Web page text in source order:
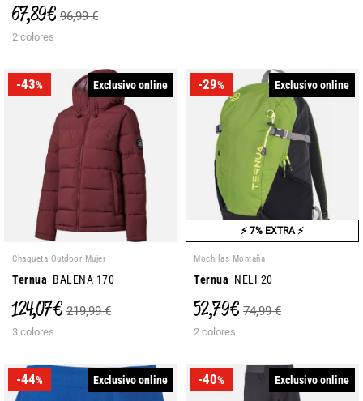
67,89 € 96,99 €
2 colores
-43% Exclusivo online
Chaqueta Outdoor Mujer
Ternua BALENA 170
124,07 € 219,99 €
3 colores
-29% Exclusivo online
⚡ 7% EXTRA ⚡
Mochilas Montaña
Ternua NELI 20
52,79 € 74,99 €
2 colores
-44% Exclusivo online -40% Exclusivo online